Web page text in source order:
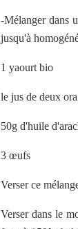
-Mélanger dans
jusqu'à
1 yaourt bio
le jus de deux
50g d'huile
3 œufs
Verser ce
Verser dans le